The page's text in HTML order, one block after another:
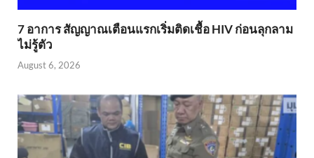
7 อาการ สัญญาณเตือนแรกเริ่มติดเชื้อ HIV ก่อนลุกลาม
ไม่รู้ตัว
August 6, 2026